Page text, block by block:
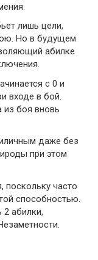
лишь цели,
Но в будущем
абилке
с 0 и
входе в бой.
из боя вновь
даже без
при этом
поскольку часто
способностью.
абилки,